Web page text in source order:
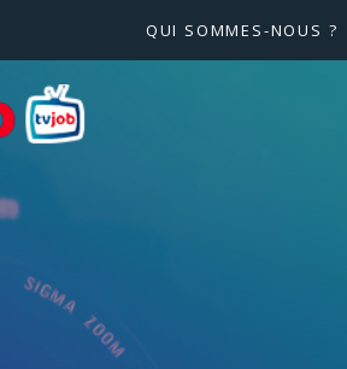
QUI SOMMES-NOUS ?